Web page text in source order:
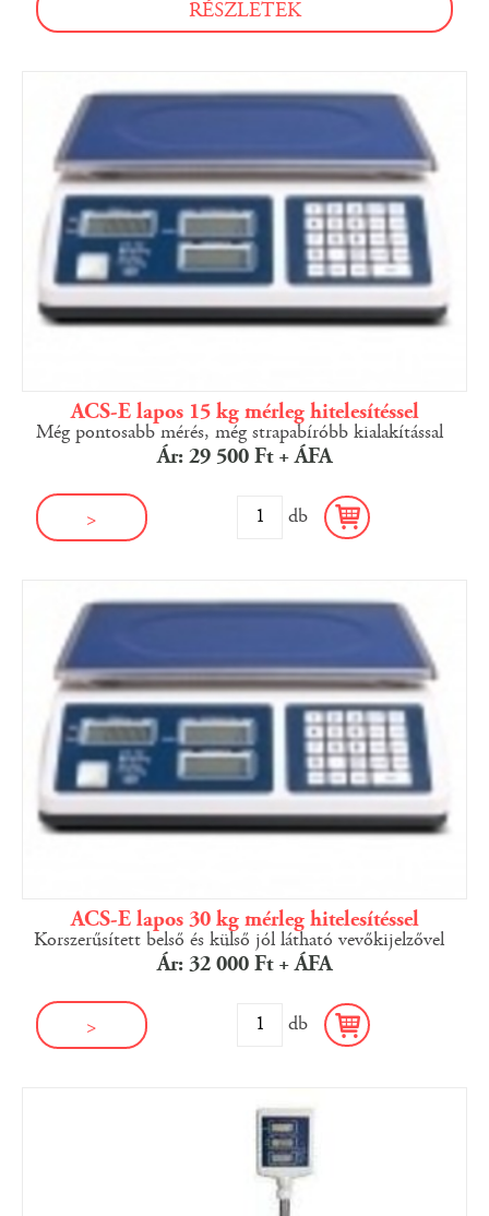
RÉSZLETEK
ACS-E lapos 15 kg mérleg hitelesítéssel
Még pontosabb mérés, még strapabíróbb kialakítással
Ár: 29 500 Ft + ÁFA
> db
ACS-E lapos 30 kg mérleg hitelesítéssel
Korszerűsített belső és külső jól látható vevőkijelzővel
Ár: 32 000 Ft + ÁFA
> db